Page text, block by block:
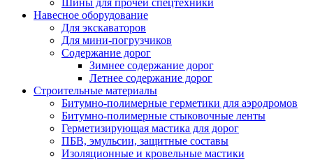
Навесное оборудование
Для экскаваторов
Для мини-погрузчиков
Содержание дорог
Зимнее содержание дорог
Летнее содержание дорог
Строительные материалы
Битумно-полимерные герметики для аэродромов
Битумно-полимерные стыковочные ленты
Герметизирующая мастика для дорог
ПБВ, эмульсии, защитные составы
Изоляционные и кровельные мастики